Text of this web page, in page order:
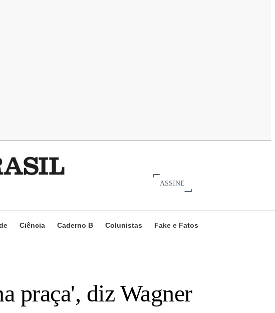
ASSINE
Ciência Caderno B Colunistas Fake e Fatos
praça', diz Wagner